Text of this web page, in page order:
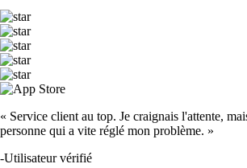
« Service client au top. Je craignais l'attente,
personne qui a vite réglé mon problème. »
-Utilisateur vérifié